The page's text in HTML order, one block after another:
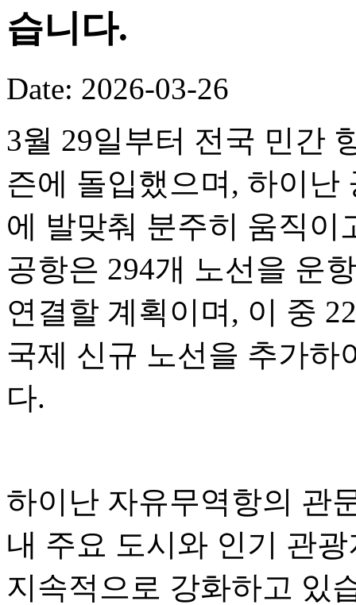
습니다.
Date: 2026-03-26
3월 29일부터 전국 민간
즌에 돌입했으며, 하이난
에 발맞춰 분주히 움직이
공항은 294개 노선을 운
연결할 계획이며, 이 중
국제 신규 노선을 추가하
다.
하이난 자유무역항의 관
내 주요 도시와 인기 관
지속적으로 강화하고 있